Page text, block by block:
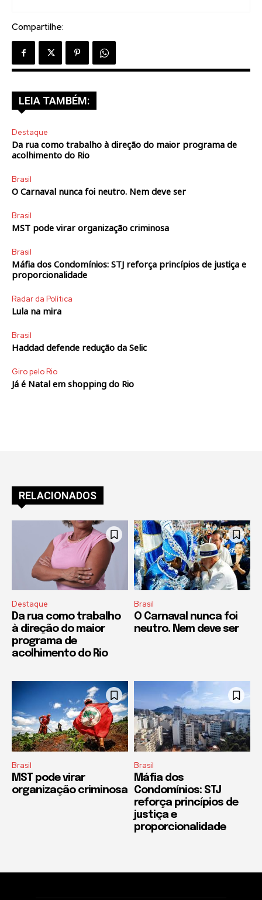
Compartilhe:
LEIA TAMBÉM:
Destaque
Da rua como trabalho à direção do maior programa de
acolhimento do Rio
Brasil
O Carnaval nunca foi neutro. Nem deve ser
Brasil
MST pode virar organização criminosa
Brasil
Máfia dos Condomínios: STJ reforça princípios de justiça e
proporcionalidade
Radar da Política
Lula na mira
Brasil
Haddad defende redução da Selic
Giro pelo Rio
Já é Natal em shopping do Rio
RELACIONADOS
Destaque
Da rua como trabalho
à direção do maior
programa de
acolhimento do Rio
Brasil
O Carnaval nunca foi
neutro. Nem deve ser
Brasil
MST pode virar
organização criminosa
Brasil
Máfia dos
Condomínios: STJ
reforça princípios de
justiça e
proporcionalidade